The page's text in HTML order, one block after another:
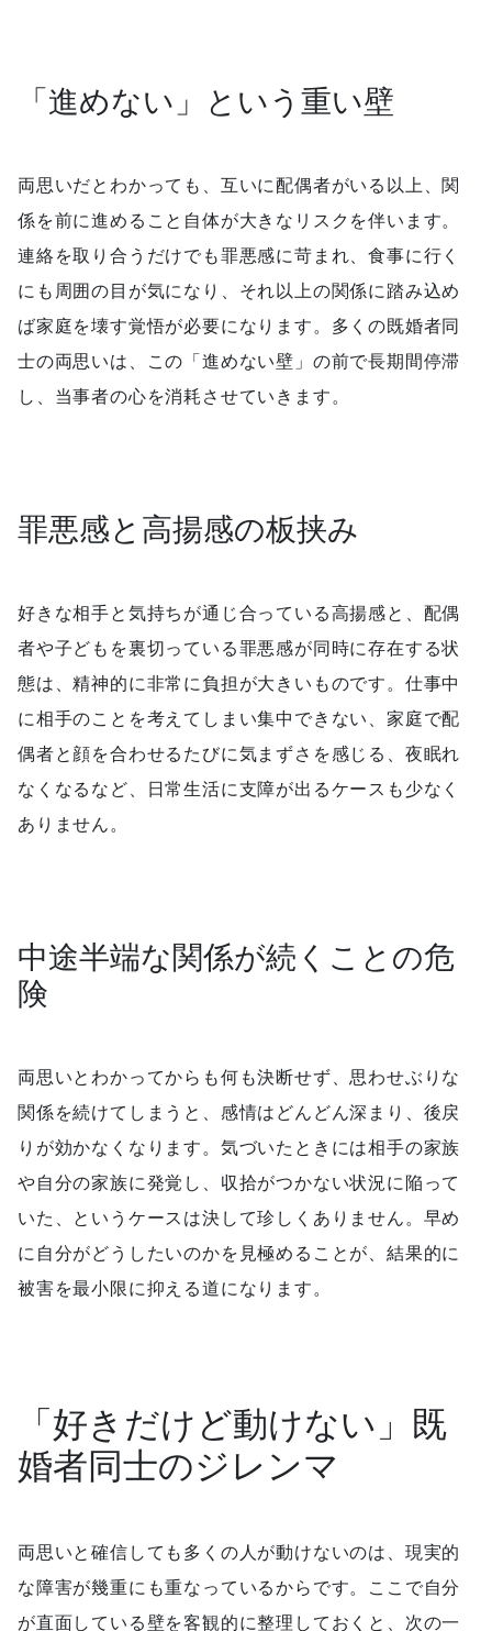
「進めない」という重い壁
両思いだとわかっても、互いに配偶者がいる以上、関
係を前に進めること自体が大きなリスクを伴います。
連絡を取り合うだけでも罪悪感に苛まれ、食事に行く
にも周囲の目が気になり、それ以上の関係に踏み込め
ば家庭を壊す覚悟が必要になります。多くの既婚者同
士の両思いは、この「進めない壁」の前で長期間停滞
し、当事者の心を消耗させていきます。
罪悪感と高揚感の板挟み
好きな相手と気持ちが通じ合っている高揚感と、配偶
者や子どもを裏切っている罪悪感が同時に存在する状
態は、精神的に非常に負担が大きいものです。仕事中
に相手のことを考えてしまい集中できない、家庭で配
偶者と顔を合わせるたびに気まずさを感じる、夜眠れ
なくなるなど、日常生活に支障が出るケースも少なく
ありません。
中途半端な関係が続くことの危
険
両思いとわかってからも何も決断せず、思わせぶりな
関係を続けてしまうと、感情はどんどん深まり、後戻
りが効かなくなります。気づいたときには相手の家族
や自分の家族に発覚し、収拾がつかない状況に陥って
いた、というケースは決して珍しくありません。早め
に自分がどうしたいのかを見極めることが、結果的に
被害を最小限に抑える道になります。
「好きだけど動けない」既
婚者同士のジレンマ
両思いと確信しても多くの人が動けないのは、現実的
な障害が幾重にも重なっているからです。ここで自分
が直面している壁を客観的に整理しておくと、次の一